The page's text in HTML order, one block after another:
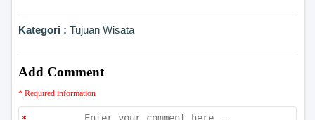
Kategori : Tujuan Wisata